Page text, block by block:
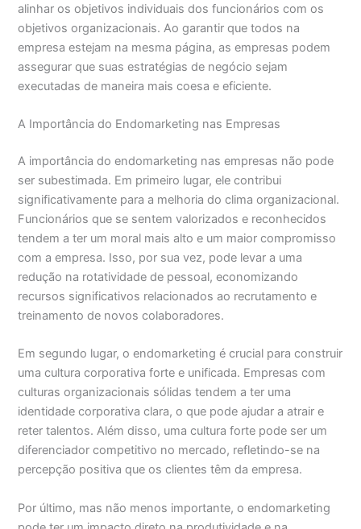
alinhar os objetivos individuais dos funcionários com os
objetivos organizacionais. Ao garantir que todos na
empresa estejam na mesma página, as empresas podem
assegurar que suas estratégias de negócio sejam
executadas de maneira mais coesa e eficiente.
A Importância do Endomarketing nas Empresas
A importância do endomarketing nas empresas não pode
ser subestimada. Em primeiro lugar, ele contribui
significativamente para a melhoria do clima organizacional.
Funcionários que se sentem valorizados e reconhecidos
tendem a ter um moral mais alto e um maior compromisso
com a empresa. Isso, por sua vez, pode levar a uma
redução na rotatividade de pessoal, economizando
recursos significativos relacionados ao recrutamento e
treinamento de novos colaboradores.
Em segundo lugar, o endomarketing é crucial para construir
uma cultura corporativa forte e unificada. Empresas com
culturas organizacionais sólidas tendem a ter uma
identidade corporativa clara, o que pode ajudar a atrair e
reter talentos. Além disso, uma cultura forte pode ser um
diferenciador competitivo no mercado, refletindo-se na
percepção positiva que os clientes têm da empresa.
Por último, mas não menos importante, o endomarketing